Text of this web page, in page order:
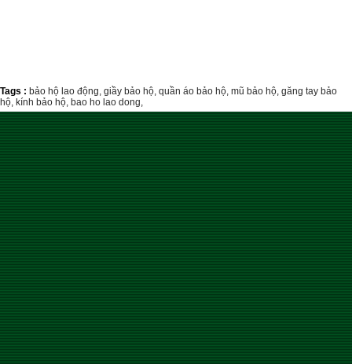
Tags : bảo hộ lao động, giầy bảo hộ, quần áo bảo hộ, mũ bảo hộ, găng tay bảo
hộ, kính bảo hộ, bao ho lao dong,